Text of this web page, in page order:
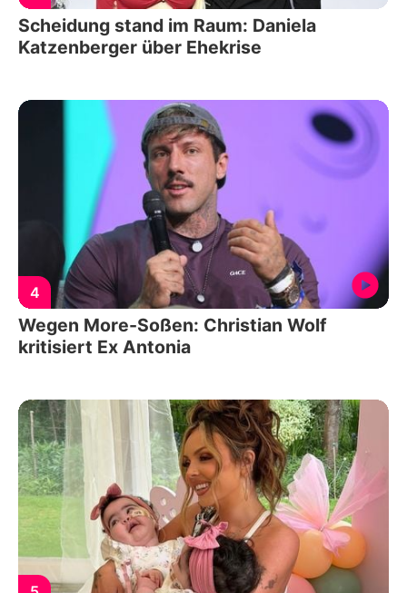
Scheidung stand im Raum: Daniela
Katzenberger über Ehekrise
4
Wegen More-Soßen: Christian Wolf
kritisiert Ex Antonia